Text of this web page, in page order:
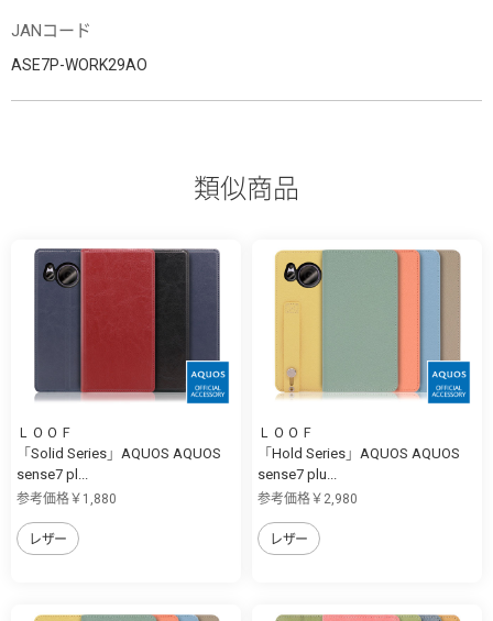
JANコード
ASE7P-WORK29AO
類似商品
ＬＯＯＦ
「Solid Series」AQUOS AQUOS
sense7 pl...
参考価格￥1,880
レザー
ＬＯＯＦ
「Hold Series」AQUOS AQUOS
sense7 plu...
参考価格￥2,980
レザー